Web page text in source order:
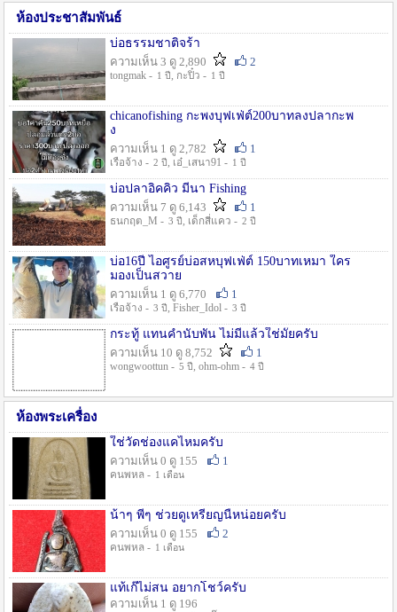
ห้องประชาสัมพันธ์
บ่อธรรมชาติจร้า
ความเห็น 3 ดู 2,890
2
tongmak - 1 ปี , กะปิ๋ว - 1 ปี
chicanofishing กะพงบุฟเฟ่ต์200บาทลงปลากะพ
ง
ความเห็น 1 ดู 2,782
1
เรือจ้าง - 2 ปี , เอ๋_เสนา91 - 1 ปี
บ่อปลาอิคคิว มีนา Fishing
ความเห็น 7 ดู 6,143
1
ธนกฤต_M - 3 ปี , เด็กสี่แคว - 2 ปี
บ่อ16ปี ไอศูรย์บ่อสหบุฟเฟ่ต์ 150บาทเหมา ใคร
มองเป็นสวาย
ความเห็น 1 ดู 6,770
1
เรือจ้าง - 3 ปี , Fisher_Idol - 3 ปี
กระทู้ แทนคำนับพัน ไม่มีแล้วใช่มั๊ยครับ
ความเห็น 10 ดู 8,752
1
wongwoottun - 5 ปี , ohm-ohm - 4 ปี
ห้องพระเครื่อง
ใช่วัดช่องแคไหมครับ
ความเห็น 0 ดู 155
1
คนพหล - 1 เดือน
น้าๆ พี่ๆ ช่วยดูเหรียญนี้หน่อยครับ
ความเห็น 0 ดู 155
2
คนพหล - 1 เดือน
แท้เก๊ไม่สน อยากโชว์ครับ
ความเห็น 1 ดู 196